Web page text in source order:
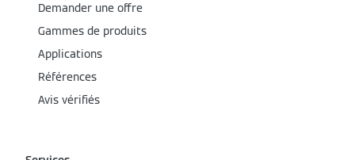
Demander une offre
Gammes de produits
Applications
Références
Avis vérifiés